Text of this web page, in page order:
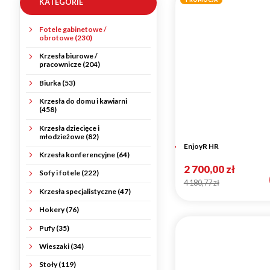
KATEGORIE
Fotele gabinetowe /
obrotowe (230)
Krzesła biurowe /
pracownicze (204)
Biurka (53)
Krzesła do domu i kawiarni
(458)
Krzesła dziecięce i
młodzieżowe (82)
Krzesła konferencyjne (64)
Sofy i fotele (222)
Krzesła specjalistyczne (47)
Hokery (76)
Pufy (35)
Wieszaki (34)
Stoły (119)
EnjoyR HR
2 700,00 zł
4 180,77 zł